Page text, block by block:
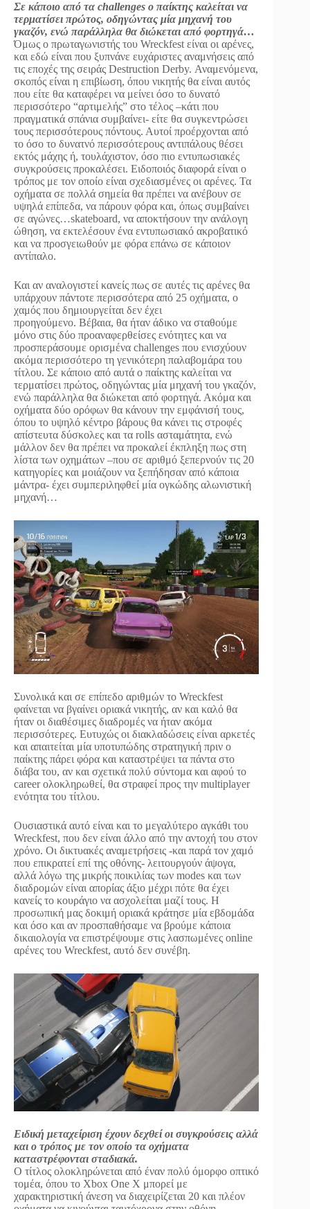
Σε κάποιο από τα challenges ο παίκτης καλείται να
τερματίσει πρώτος, οδηγώντας μία μηχανή του
γκαζόν, ενώ παράλληλα θα διώκεται από φορτηγά…
Όμως ο πρωταγωνιστής του Wreckfest είναι οι αρένες,
και εδώ είναι που ξυπνάνε ευχάριστες αναμνήσεις από
τις εποχές της σειράς Destruction Derby. Αναμενόμενα,
σκοπός είναι η επιβίωση, όπου νικητής θα είναι αυτός
που είτε θα καταφέρει να μείνει όσο το δυνατό
περισσότερο “αρτιμελής” στο τέλος –κάτι που
πραγματικά σπάνια συμβαίνει- είτε θα συγκεντρώσει
τους περισσότερους πόντους. Αυτοί προέρχονται από
το όσο το δυνατνό περισσότερους αντιπάλους θέσει
εκτός μάχης ή, τουλάχιστον, όσο πιο εντυπωσιακές
συγκρούσεις προκαλέσει. Ειδοποιός διαφορά είναι ο
τρόπος με τον οποίο είναι σχεδιασμένες οι αρένες. Τα
οχήματα σε πολλά σημεία θα πρέπει να ανέβουν σε
υψηλά επίπεδα, να πάρουν φόρα και, όπως συμβαίνει
σε αγώνες…skateboard, να αποκτήσουν την ανάλογη
ώθηση, να εκτελέσουν ένα εντυπωσιακό ακροβατικό
και να προσγειωθούν με φόρα επάνω σε κάποιον
αντίπαλο.
Και αν αναλογιστεί κανείς πως σε αυτές τις αρένες θα
υπάρχουν πάντοτε περισσότερα από 25 οχήματα, ο
χαμός που δημιουργείται δεν έχει
προηγούμενο. Βέβαια, θα ήταν άδικο να σταθούμε
μόνο στις δύο προαναφερθείσες ενότητες και να
προσπεράσουμε ορισμένα challenges που ενισχύουν
ακόμα περισσότερο τη γενικότερη παλαβομάρα του
τίτλου. Σε κάποιο από αυτά ο παίκτης καλείται να
τερματίσει πρώτος, οδηγώντας μία μηχανή του γκαζόν,
ενώ παράλληλα θα διώκεται από φορτηγά. Ακόμα και
οχήματα δύο ορόφων θα κάνουν την εμφάνισή τους,
όπου το υψηλό κέντρο βάρους θα κάνει τις στροφές
απίστευτα δύσκολες και τα rolls ασταμάτητα, ενώ
μάλλον δεν θα πρέπει να προκαλεί έκπληξη πως στη
λίστα των οχημάτων –που σε αριθμό ξεπερνούν τις 20
κατηγορίες και μοιάζουν να ξεπήδησαν από κάποια
μάντρα- έχει συμπεριληφθεί μία ογκώδης αλωνιστική
μηχανή…
Συνολικά και σε επίπεδο αριθμών το Wreckfest
φαίνεται να βγαίνει οριακά νικητής, αν και καλό θα
ήταν οι διαθέσιμες διαδρομές να ήταν ακόμα
περισσότερες. Ευτυχώς οι διακλαδώσεις είναι αρκετές
και απαιτείται μία υποτυπώδης στρατηγική πριν ο
παίκτης πάρει φόρα και καταστρέψει τα πάντα στο
διάβα του, αν και σχετικά πολύ σύντομα και αφού το
career ολοκληρωθεί, θα στραφεί προς την multiplayer
ενότητα του τίτλου.
Ουσιαστικά αυτό είναι και το μεγαλύτερο αγκάθι του
Wreckfest, που δεν είναι άλλο από την αντοχή του στον
χρόνο. Οι δικτυακές αναμετρήσεις -και παρά τον χαμό
που επικρατεί επί της οθόνης- λειτουργούν άψογα,
αλλά λόγω της μικρής ποικιλίας των modes και των
διαδρομών είναι απορίας άξιο μέχρι πότε θα έχει
κανείς το κουράγιο να ασχολείται μαζί τους. Η
προσωπική μας δοκιμή οριακά κράτησε μία εβδομάδα
και όσο και αν προσπαθήσαμε να βρούμε κάποια
δικαιολογία να επιστρέψουμε στις λασπωμένες online
αρένες του Wreckfest, αυτό δεν συνέβη.
Ειδική μεταχείριση έχουν δεχθεί οι συγκρούσεις αλλά
και ο τρόπος με τον οποίο τα οχήματα
καταστρέφονται σταδιακά.
Ο τίτλος ολοκληρώνεται από έναν πολύ όμορφο οπτικό
τομέα, όπου το Xbox One X μπορεί με
χαρακτηριστική άνεση να διαχειρίζεται 20 και πλέον